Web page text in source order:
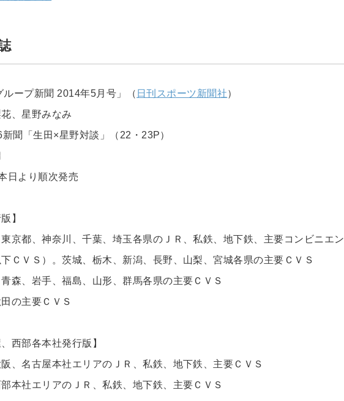
ループ新聞 2014年5月号」（ 日刊スポーツ新聞社）
、星野みなみ
聞「生田×星野対談」（22・23P）
日より順次発売
】
京都、神奈川、千葉、埼玉各県のＪＲ、私鉄、地下鉄、主要コンビニエン
ＣＶＳ）。茨城、栃木、新潟、長野、山梨、宮城各県の主要ＣＶＳ
森、岩手、福島、山形、群馬各県の主要ＣＶＳ
の主要ＣＶＳ
西部各本社発行版】
、名古屋本社エリアのＪＲ、私鉄、地下鉄、主要ＣＶＳ
本社エリアのＪＲ、私鉄、地下鉄、主要ＣＶＳ